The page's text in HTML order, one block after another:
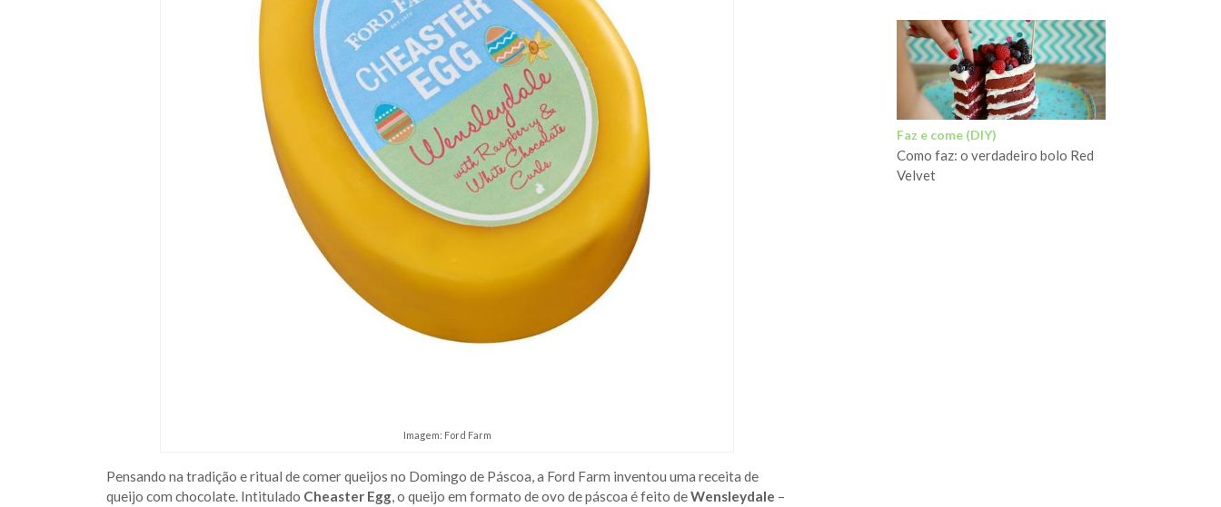
Imagem: Ford Farm
Pensando na tradição e ritual de comer queijos no Domingo de Páscoa, a Ford Farm inventou uma receita de
queijo com chocolate. Intitulado Cheaster Egg, o queijo em formato de ovo de páscoa é feito deWensleydale –
Faz e come (DIY)
Como faz: o verdadeiro bolo Red
Velvet